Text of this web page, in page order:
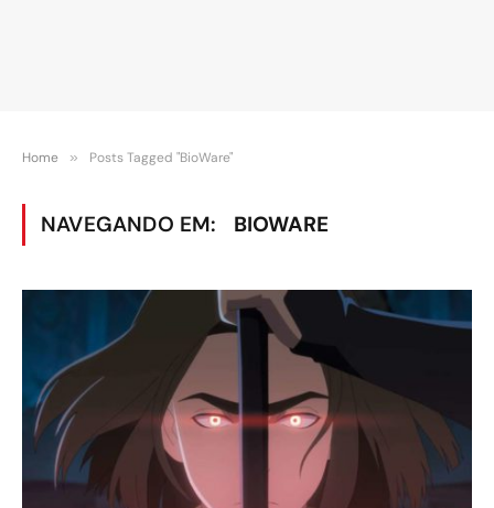
Home » Posts Tagged "BioWare"
NAVEGANDO EM: BIOWARE